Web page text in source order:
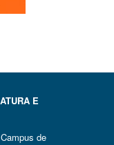
E
de